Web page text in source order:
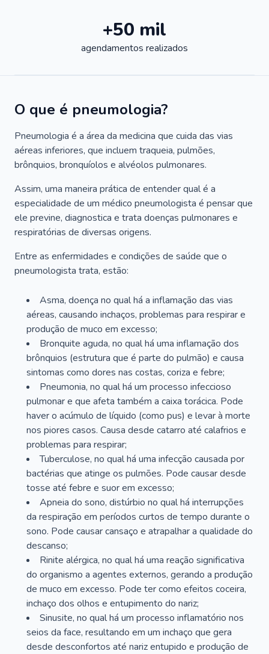
+50 mil
agendamentos realizados
O que é pneumologia?
Pneumologia é a área da medicina que cuida das vias
aéreas inferiores, que incluem traqueia, pulmões,
brônquios, bronquíolos e alvéolos pulmonares.
Assim, uma maneira prática de entender qual é a
especialidade de um médico pneumologista é pensar que
ele previne, diagnostica e trata doenças pulmonares e
respiratórias de diversas origens.
Entre as enfermidades e condições de saúde que o
pneumologista trata, estão:
Asma, doença no qual há a inflamação das vias
aéreas, causando inchaços, problemas para respirar e
produção de muco em excesso;
Bronquite aguda, no qual há uma inflamação dos
brônquios (estrutura que é parte do pulmão) e causa
sintomas como dores nas costas, coriza e febre;
Pneumonia, no qual há um processo infeccioso
pulmonar e que afeta também a caixa torácica. Pode
haver o acúmulo de líquido (como pus) e levar à morte
nos piores casos. Causa desde catarro até calafrios e
problemas para respirar;
Tuberculose, no qual há uma infecção causada por
bactérias que atinge os pulmões. Pode causar desde
tosse até febre e suor em excesso;
Apneia do sono, distúrbio no qual há interrupções
da respiração em períodos curtos de tempo durante o
sono. Pode causar cansaço e atrapalhar a qualidade do
descanso;
Rinite alérgica, no qual há uma reação significativa
do organismo a agentes externos, gerando a produção
de muco em excesso. Pode ter como efeitos coceira,
inchaço dos olhos e entupimento do nariz;
Sinusite, no qual há um processo inflamatório nos
seios da face, resultando em um inchaço que gera
desde desconfortos até nariz entupido e produção de